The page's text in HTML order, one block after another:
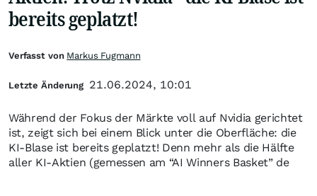
bereits geplatzt!
Während der Fokus der Märkte voll auf Nvidia gerichtet
ist, zeigt sich bei einem Blick unter die Oberfläche: die
KI-Blase ist bereits geplatzt! Denn mehr als die Hälfte
aller KI-Aktien (gemessen am “AI Winners Basket” de
Verfasst von Markus Fugmann
Letzte Änderung 21.06.2024, 10:01